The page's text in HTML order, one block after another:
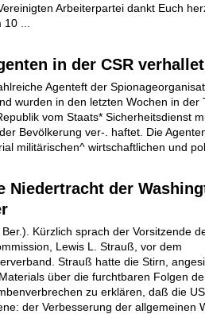
Arbeiterpartei dankt Euch
...
in der CSR verhallet
Agenteft der
wurden in den letzten Wochen in der
vom Staats* Sicherheitsdienst
Bevölkerung ver-. haftet. Die
militärischen^ wirtschaftlichen und
Niedertracht der
Ber.). Kürzlich sprach der Vorsitzende
Lewis L. Strauß, vor dem
Strauß hatte die Stirn,
über die furchtbaren Folgen
zu erklären, daß die
der Verbesserung der allgemeinen